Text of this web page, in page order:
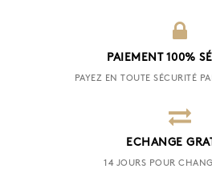
PAIEMENT 100%
PAYEZ EN TOUTE SÉCURITÉ
ECHANGE
14 JOURS POUR